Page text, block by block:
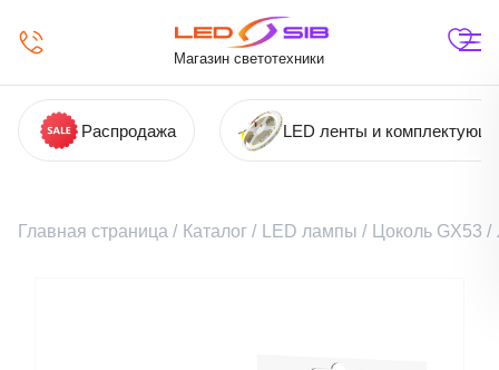
Магазин светотехники
Распродажа LED ленты и
Главная страница / Каталог / LED лампы / Цоколь GX53 /